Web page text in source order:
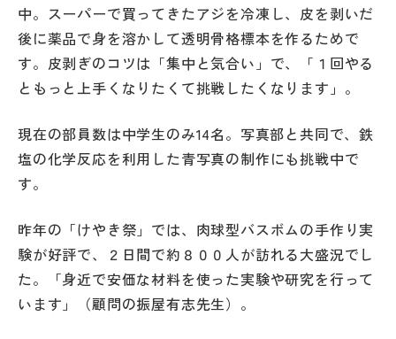
中。スーパーで買ってきたアジを冷凍し、皮を剥いだ
後に薬品で身を溶かして透明骨格標本を作るためで
す。皮剥ぎのコツは「集中と気合い」で、「１回やる
ともっと上手くなりたくて挑戦したくなります」。
現在の部員数は中学生のみ14名。写真部と共同で、鉄
塩の化学反応を利用した青写真の制作にも挑戦中で
す。
昨年の「けやき祭」では、肉球型バスボムの手作り実
験が好評で、２日間で約８００人が訪れる大盛況でし
た。「身近で安価な材料を使った実験や研究を行って
います」（顧問の振屋有志先生）。